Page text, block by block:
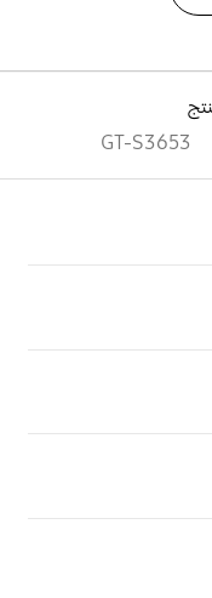
GT-S3653